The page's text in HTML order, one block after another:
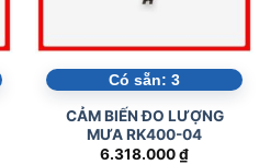
Có sẵn: 3
CẢM BIẾN ĐO LƯỢNG
MƯA RK400-04
6.318.000₫